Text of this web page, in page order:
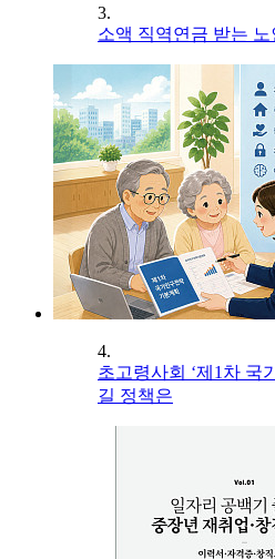
3.
소액 직역연금 받는
4.
초고령사회 ‘제1차 국
길 정책은